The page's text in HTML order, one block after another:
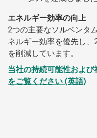
エネルギー効率の向上
2つの主要なソルベンタ
ネルギー効率を優先し
を削減しています。
当社の持続可能性およ
をご覧ください (英語)